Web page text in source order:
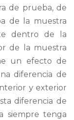
de prueba, de
de la muestra
dentro de la
de la muestra
un efecto de
diferencia de
y exterior
diferencia de
siempre tenga